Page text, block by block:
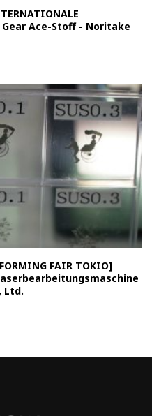
Gear Ace-Stoff - Noritake
FAIR TOKIO]
Ltd.